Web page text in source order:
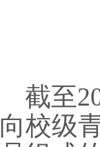
截至
向校级